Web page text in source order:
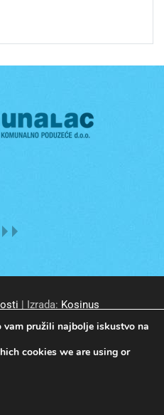
| Izrada: Kosinus
d.o.o. Sva prava pridržana.
pružili najbolje iskustvo na
cookies we are using or